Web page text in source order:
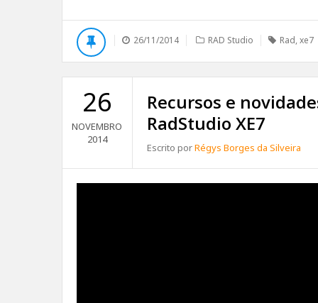
26/11/2014 RAD Studio Rad,xe7
26
NOVEMBRO
2014
Recursos e
RadStudio XE7
Escrito porRégys Borges da Silveira